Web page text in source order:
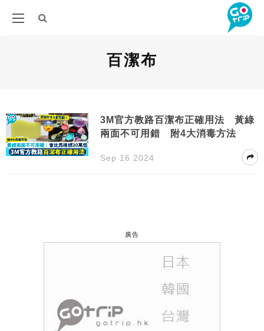
百潔布
3M官方教路百潔布正確用法 黃綠
兩面不可用錯 附4大消毒方法
Sep 16 2024
廣告